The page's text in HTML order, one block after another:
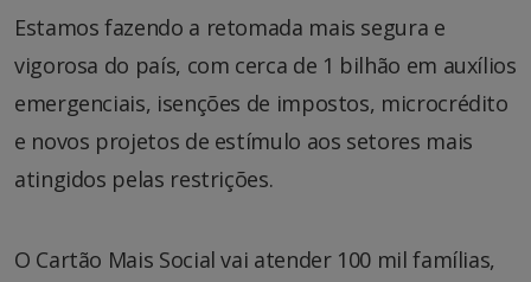
Estamos fazendo a retomada mais segura e
vigorosa do país, com cerca de 1 bilhão em auxílios
emergenciais, isenções de impostos, microcrédito
e novos projetos de estímulo aos setores mais
atingidos pelas restrições.
O Cartão Mais Social vai atender 100 mil famílias,